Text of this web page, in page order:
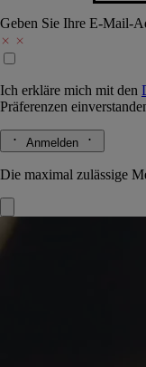
Geben Sie Ihre E-Mail-
Ich erkläre mich mit den
Präferenzen
Anmelden
Die maximal zulässige